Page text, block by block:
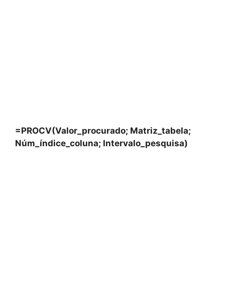
=PROCV(Valor_procurado; Matriz_tabela;
Núm_índice_coluna; Intervalo_pesquisa)